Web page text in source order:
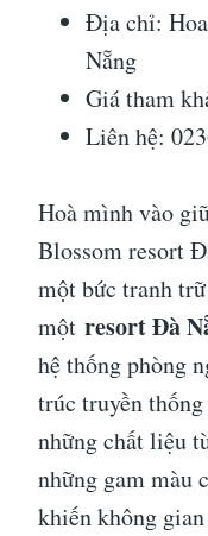
Địa chỉ:
Nẵng
Giá tham
Liên hệ:
Hoà mình vào
Blossom resort
một bức tranh
một resort Đà
hệ thống phòng
trúc truyền
những chất liệu
những gam màu
khiến không